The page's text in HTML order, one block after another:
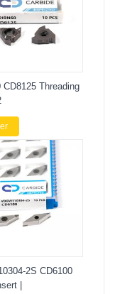
CD8125 Threading
2S CD6100
|